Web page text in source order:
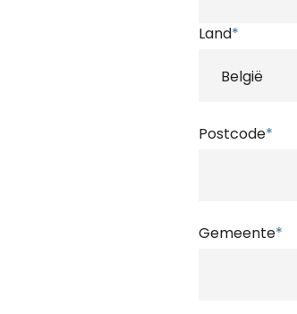
Land*
Postcode*
Gemeente*